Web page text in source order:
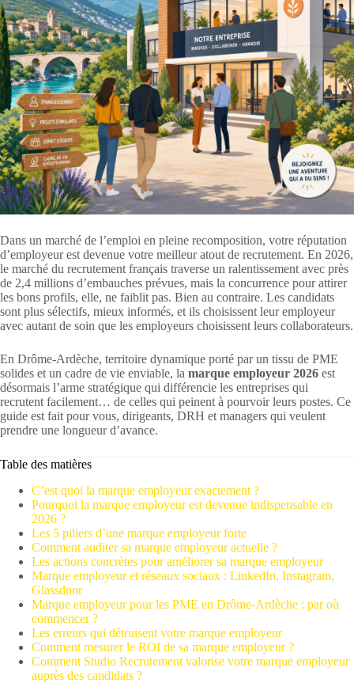
Dans un marché de l’emploi en pleine recomposition, votre réputation
d’employeur est devenue votre meilleur atout de recrutement. En 2026,
le marché du recrutement français traverse un ralentissement avec près
de 2,4 millions d’embauches prévues, mais la concurrence pour attirer
les bons profils, elle, ne faiblit pas. Bien au contraire. Les candidats
sont plus sélectifs, mieux informés, et ils choisissent leur employeur
avec autant de soin que les employeurs choisissent leurs collaborateurs.
En Drôme-Ardèche, territoire dynamique porté par un tissu de PME
solides et un cadre de vie enviable, la marque employeur 2026 est
désormais l’arme stratégique qui différencie les entreprises qui
recrutent facilement… de celles qui peinent à pourvoir leurs postes. Ce
guide est fait pour vous, dirigeants, DRH et managers qui veulent
prendre une longueur d’avance.
Table des matières
C’est quoi la marque employeur exactement ?
Pourquoi la marque employeur est devenue indispensable en
2026 ?
Les 5 piliers d’une marque employeur forte
Comment auditer sa marque employeur actuelle ?
Les actions concrètes pour améliorer sa marque employeur
Marque employeur et réseaux sociaux : LinkedIn, Instagram,
Glassdoor
Marque employeur pour les PME en Drôme-Ardèche : par où
commencer ?
Les erreurs qui détruisent votre marque employeur
Comment mesurer le ROI de sa marque employeur ?
Comment Studio Recrutement valorise votre marque employeur
auprès des candidats ?